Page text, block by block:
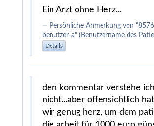
Ein Arzt ohne Herz...
Persönliche Anmerkung von
benutzer-a" (Benutzername des
Details
den kommentar verstehe ich
nicht...aber offensichtlich
wir genug herz, um dem